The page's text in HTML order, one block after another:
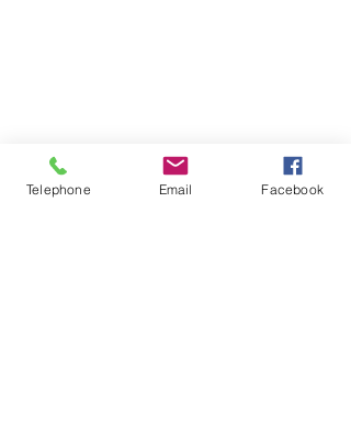
Telephone Email Facebook